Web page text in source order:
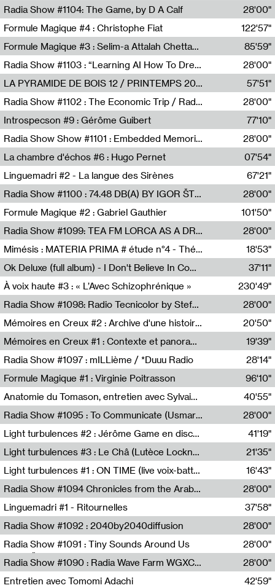
Anne Simon
Radia Show #1104: The Game, by D A Calf
Radio One NZ
28'00"
Formule Magique #4 : Christophe Fiat
Nathalie Lacroix
122'57"
Formule Magique #3 : Selim-a Attalah Chettaoui
Nathalie Lacroix,Selim-a Attalah Chettaoui
85'59"
Radia Show #1103 : “Learning AI How To Dream” by Sebastian Dingens (Radio Campus Bruxelles)
Radio Campus Bruxelles
28'00"
LA PYRAMIDE DE BOIS 12 / PRINTEMPS 2026
Sammy Stein
57'51"
Radia Show #1102 : The Economic Trip / Radio Grenouille
Radio Grenouille
28'00"
Introspecson #9 : Gérôme Guibert
Pierre Henry,Gérôme Guibert
77'10"
Radia Show Show #1101 : Embedded Memories by Jimmy Peggie / radioart106
Jimmy Peggie,radioart106
28'00"
La chambre d'échos #6 : Hugo Pernet
Revue Les Chambres,Hugo Pernet
07'54"
Linguemadri #2 - La langue des Sirènes
Meris Angioletti
67'21"
Radia Show #1100 : 74.48 DB(A) BY IGOR ŠTROMAJER FOR RADIO X
radio x
28'00"
Formule Magique #2 : Gabriel Gauthier
Nathalie Lacroix,Gabriel Gauthier
101'50"
Radia Show #1099: TEA FM LORCA AS A DREAM
TEAFM
28'00"
Mimésis : MATERIA PRIMA # étude n°4 - Théâtre de l’Aquarium
Francesco Russo,Scuola della Crisi
18'53"
Ok Deluxe (full album) - I Don't Believe In Computing
37'11"
À voix haute #3 : « L’Avec Schizophrénique »
230'49"
Radia Show #1098: Radio Tecnicolor by Stefan Nussbaumer & Georg Zichy (Radio Orange 94.0)
Radio Orange 94.0
28'00"
Mémoires en Creux #2 : Archive d'une histoire artistique
Sophie Auger-Grappin
20'50"
Mémoires en Creux #1 : Contexte et panorama
Sophie Auger-Grappin
19'39"
Radia Show #1097 : mILLième / *Duuu Radio
28'14"
Formule Magique #1 : Virginie Poitrasson
Nathalie Lacroix,Virginie Poitrasson
96'10"
Anatomie du Tomason, entretien avec Sylvain Cardonnel
Loraine Baud,Sylvain Cardonnel
40'55"
Radia Show #1095 : To Communicate (Usmaradio)
Usmaradio
28'00"
Light turbulences #2 : Jérôme Game en discussion avec Thomas Corlin
41'19"
Light turbulences #3 : Le Châ (Lutèce Lockness)
Lutèce Lockness
21'35"
Light turbulences #1 : ON TIME (live voix-batterie) avec Jérôme Game & Jean-Michel Espitallier
Jérôme Game,Jean-Michel Espitallier
16'43"
Radia Show #1094 Chronicles from the Arab Cold War by Ghazi Barakat
Reboot.fm
28'00"
Linguemadri #1 - Ritournelles
Meris Angioletti
37'58"
Radia Show #1092 : 2040by2040diffusion
Diffusion FM
28'00"
Radia Show #1091 : Tiny Sounds Around Us
Radio Študent
28'00"
Radia Show #1090 : Radia Wave Farm WGXC Corey De Juan Sherrard Jr Startalk
Wave Farm
28'00"
Entretien avec Tomomi Adachi
42'59"